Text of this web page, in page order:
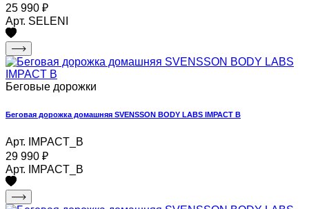
25 990 ₽
Арт. SELENI
Беговые дорожки
Беговая дорожка домашняя SVENSSON BODY LABS IMPACT B
Арт. IMPACT_B
29 990 ₽
Арт. IMPACT_B